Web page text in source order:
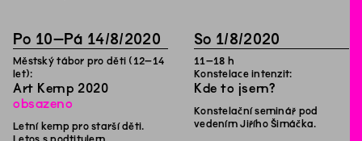
Po 10–Pá 14/8/2020
Městský tábor pro děti (12–14
let):
Art Kemp 2020
obsazeno
Letní kemp pro starší děti.
So 1/8/2020
11–18 h
Konstelace intenzit:
Kde to jsem?
Konstelační seminář pod
vedením Jiřího Šimáčka.